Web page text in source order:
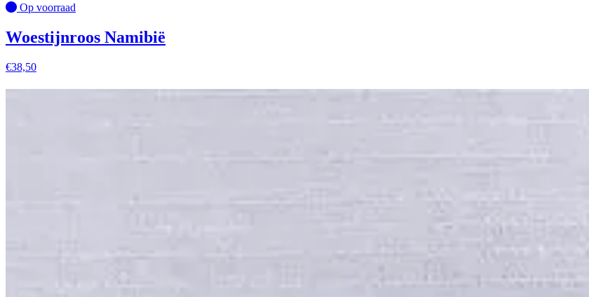
Op voorraad
Woestijnroos Namibië
€38,50